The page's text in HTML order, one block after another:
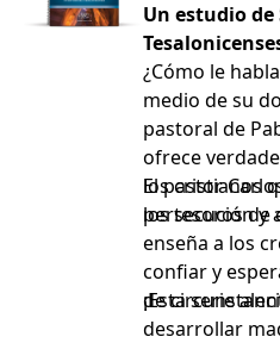
Un estudio de
¿Cómo le
medio de su
pastoral de
ofrece
los cristianos
persecución y
El pastor
los tesoros de
enseña a los
confiar y
de
¡Esta serie
desarrollar